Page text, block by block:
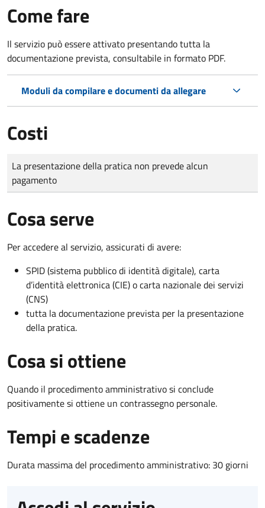
Come fare
Il servizio può essere attivato presentando tutta la
documentazione prevista, consultabile in formato PDF.
Moduli da compilare e documenti da allegare
Costi
Tipo di pagamento
Importo
La presentazione della pratica non prevede alcun
pagamento
Cosa serve
Per accedere al servizio, assicurati di avere:
SPID (sistema pubblico di identità digitale), carta
d’identità elettronica (CIE) o carta nazionale dei servizi
(CNS)
tutta la documentazione prevista per la presentazione
della pratica.
Cosa si ottiene
Quando il procedimento amministrativo si conclude
positivamente si ottiene un contrassegno personale.
Tempi e scadenze
Durata massima del procedimento amministrativo: 30 giorni